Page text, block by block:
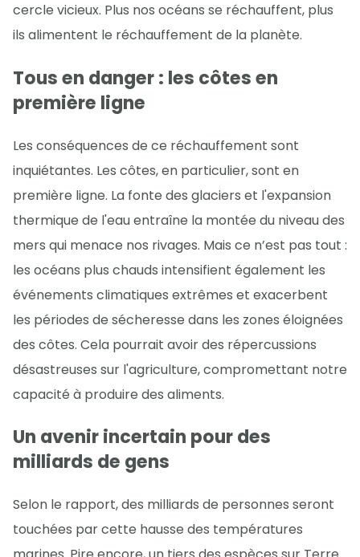
cercle vicieux. Plus nos océans se réchauffent, plus
ils alimentent le réchauffement de la planète.
Tous en danger : les côtes en
première ligne
Les conséquences de ce réchauffement sont
inquiétantes. Les côtes, en particulier, sont en
première ligne. La fonte des glaciers et l'expansion
thermique de l'eau entraîne la montée du niveau des
mers qui menace nos rivages. Mais ce n’est pas tout :
les océans plus chauds intensifient également les
événements climatiques extrêmes et exacerbent
les périodes de sécheresse dans les zones éloignées
des côtes. Cela pourrait avoir des répercussions
désastreuses sur l'agriculture, compromettant notre
capacité à produire des aliments.
Un avenir incertain pour des
milliards de gens
Selon le rapport, des milliards de personnes seront
touchées par cette hausse des températures